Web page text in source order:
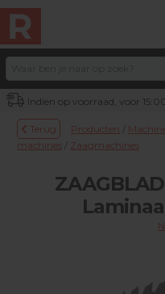
Indien op voorraad, voor
Terug Producten /
machines / Zaagmachines